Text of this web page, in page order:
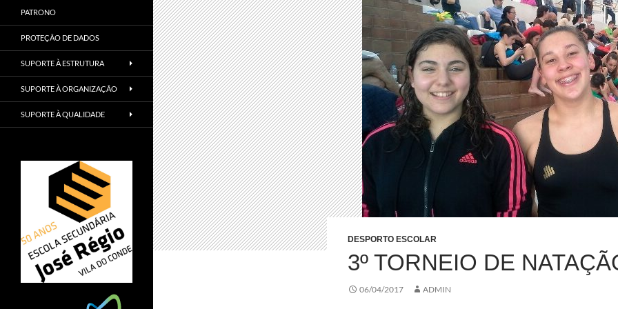
DESPORTO ESCOLAR
3º TORNEIO DE
06/04/2017 ADMIN
PATRONO
PROTEÇÃO DE DADOS
SUPORTE À ESTRUTURA
SUPORTE À ORGANIZAÇÃO
SUPORTE À QUALIDADE